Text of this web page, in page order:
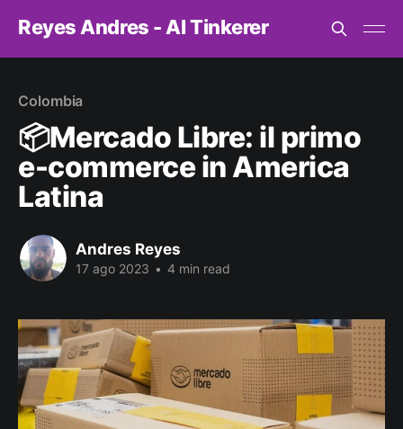
Reyes Andres - AI Tinkerer
Colombia
📦Mercado Libre: il primo
e-commerce in America
Latina
Andres Reyes
17 ago 2023 • 4 min read